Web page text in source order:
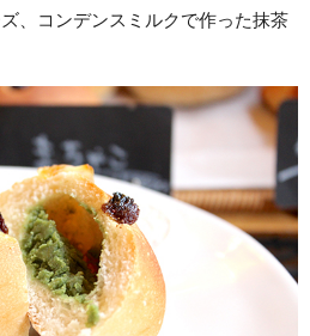
、コンデンスミルクで作った抹茶